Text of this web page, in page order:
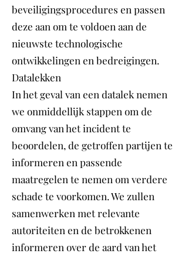
beveiligingsprocedures en passen
deze aan om te voldoen aan de
nieuwste technologische
ontwikkelingen en bedreigingen.
Datalekken
In het geval van een datalek nemen
we onmiddellijk stappen om de
omvang van het incident te
beoordelen, de getroffen partijen te
informeren en passende
maatregelen te nemen om verdere
schade te voorkomen. We zullen
samenwerken met relevante
autoriteiten en de betrokkenen
informeren over de aard van het